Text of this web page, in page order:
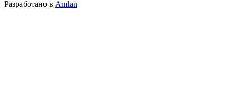
Разработано в Amlan